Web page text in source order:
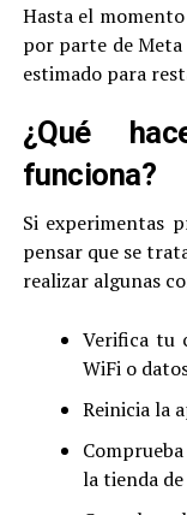
Hasta el
por parte de
estimado para
¿Qué
funciona?
Si experimentas
pensar que se
realizar algunas
Verifica tu
WiFi o
Reinicia la
la tienda